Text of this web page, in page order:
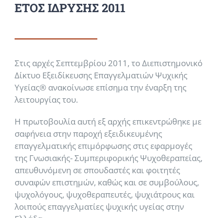
ΕΤΟΣ ΙΔΡΥΣΗΣ 2011
Στις αρχές Σεπτεμβρίου 2011, το Διεπιστημονικό
Δίκτυο Εξειδίκευσης Επαγγελματιών Ψυχικής
Υγείας® ανακοίνωσε επίσημα την έναρξη της
λειτουργίας του.
Η πρωτοβουλία αυτή εξ αρχής επικεντρώθηκε με
σαφήνεια στην παροχή εξειδικευμένης
επαγγελματικής επιμόρφωσης στις εφαρμογές
της Γνωσιακής- Συμπεριφορικής Ψυχοθεραπείας,
απευθυνόμενη σε σπουδαστές και φοιτητές
συναφών επιστημών, καθώς και σε συμβούλους,
ψυχολόγους, ψυχοθεραπευτές, ψυχιάτρους και
λοιπούς επαγγελματίες ψυχικής υγείας στην